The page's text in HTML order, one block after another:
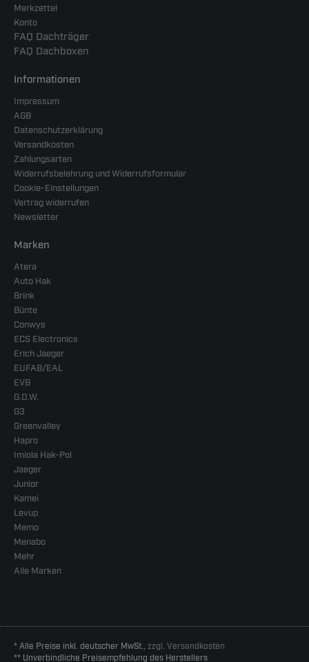
Merkzettel
Konto
FAQ Dachträger
FAQ Dachboxen
Informationen
Impressum
AGB
Datenschutzerklärung
Versandkosten
Zahlungsarten
Widerrufsbelehrung und Widerrufsformular
Cookie-Einstellungen
Vertrag widerrufen
Newsletter
Marken
Atera
Auto Hak
Brink
Bünte
Conwys
ECS Electronics
Erich Jaeger
EUFAB/EAL
EVB
G.D.W.
G3
Greenvalley
Hapro
Imiola Hak-Pol
Jaeger
Junior
Kamei
Levup
Memo
Menabo
Mehr
Alle Marken
* Alle Preise inkl. deutscher MwSt., zzgl. Versandkosten
** Unverbindliche Preisempfehlung des Herstellers